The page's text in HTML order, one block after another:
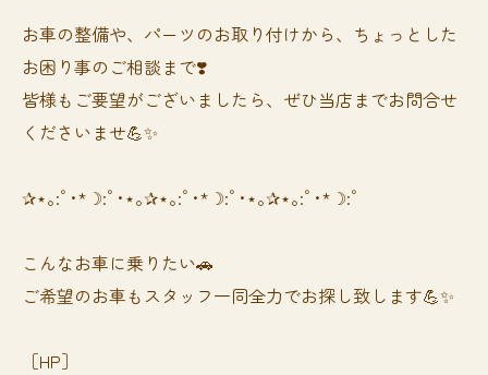
お車の整備や、パーツのお取り付けから、ちょっとした
お困り事のご相談まで❣️
皆様もご要望がございましたら、ぜひ当店までお問合せ
くださいませ💪✨
✰⋆｡:ﾟ･*☽:ﾟ･⋆｡✰⋆｡:ﾟ･*☽:ﾟ･⋆｡✰⋆｡:ﾟ･*☽:ﾟ
⁡⁡⁡こんなお車に乗りたい🚗
ご希望のお車もスタッフ一同全力でお探し致します💪✨
［HP］